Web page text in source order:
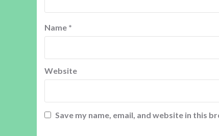
Name *
Website
Save my name, email, and website in this